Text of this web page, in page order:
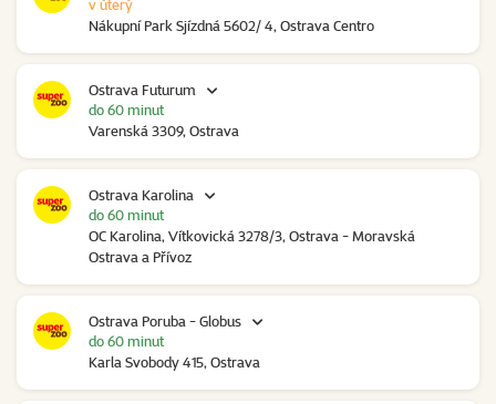
Nákupní Park Sjízdná 5602/ 4, Ostrava Centro
v úterý
Ostrava Futurum
Varenská 3309, Ostrava
do 60 minut
Ostrava Karolina
OC Karolina, Vítkovická 3278/3, Ostrava - Moravská
Ostrava a Přívoz
do 60 minut
Ostrava Poruba - Globus
Karla Svobody 415, Ostrava
do 60 minut